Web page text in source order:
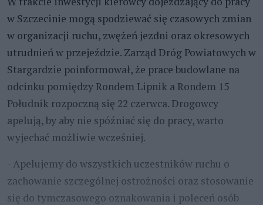
w Szczecinie mogą spodziewać się czasowych zmian
w organizacji ruchu, zwężeń jezdni oraz okresowych
utrudnień w przejeździe. Zarząd Dróg Powiatowych w
Stargardzie poinformował, że prace budowlane na
odcinku pomiędzy Rondem Lipnik a Rondem 15
Południk rozpoczną się 22 czerwca. Drogowcy
apelują, by aby nie spóźniać się do pracy, warto
wyjechać możliwie wcześniej.
- Apelujemy do wszystkich uczestników ruchu o
zachowanie szczególnej ostrożności oraz stosowanie
się do tymczasowego oznakowania i poleceń osób